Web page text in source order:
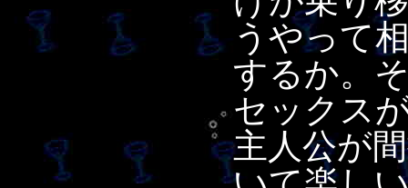
うやって
するか。
セックス
主人公が